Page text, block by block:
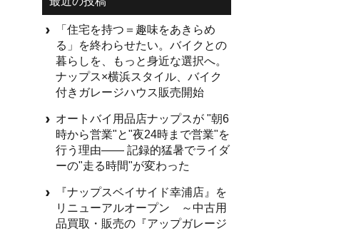
「住宅を持つ＝趣味をあきらめ
る」を終わらせたい。バイクとの
暮らしを、もっと身近な選択へ。
ナップス×横浜スタイル、バイク
付きガレージハウス販売開始
オートバイ用品店ナップスが "朝6
時から営業"と"夜24時まで営業"を
行う理由—— 記録的猛暑でライダ
ーの"走る時間"が変わった
『ナップスベイサイド幸浦店』を
リニューアルオープン ～中古用
品買取・販売の『アップガレージ